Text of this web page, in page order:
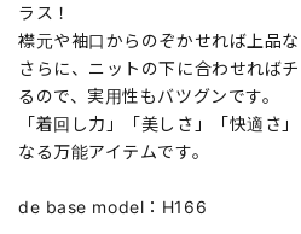
ラス！
襟元や袖口からのぞかせれば上品な
さらに、ニットの下に合わせれば
るので、実用性もバツグンです。
「着回し力」「美しさ」「快適さ
なる万能アイテムです。
de base model：H166